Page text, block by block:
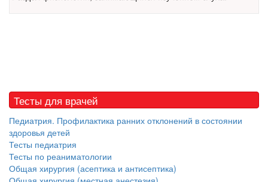
острой кардиотоксичности и
роста сопутствующих
Закон о праве родителей находиться с детьми в
Тесты для врачей
Педиатрия. Профилактика ранних отклонений в состоянии
здоровья детей
Тесты педиатрия
Тесты по реаниматологии
Общая хирургия (асептика и антисептика)